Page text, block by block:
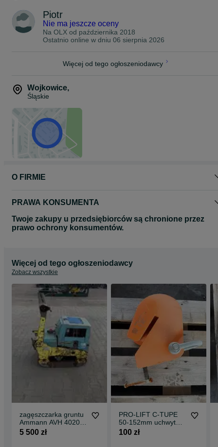
Piotr
Nie ma jeszcze oceny
Na OLX od października 2018
Ostatnio online w dniu 06 sierpnia 2026
Więcej od tego ogłoszeniodawcy
Wojkowice,
Śląskie
O FIRMIE
PRAWA KONSUMENTA
Twoje zakupy u przedsiębiorców są chronione przez
prawo ochrony konsumentów.
Więcej od tego ogłoszeniodawcy
Zobacz wszystkie
zagęszczarka gruntu
Ammann AVH 4020
sprawna silnik do
5 500 zł
PRO-LIFT C-TUPE
50-152mm uchwyt
belkowy
100 zł